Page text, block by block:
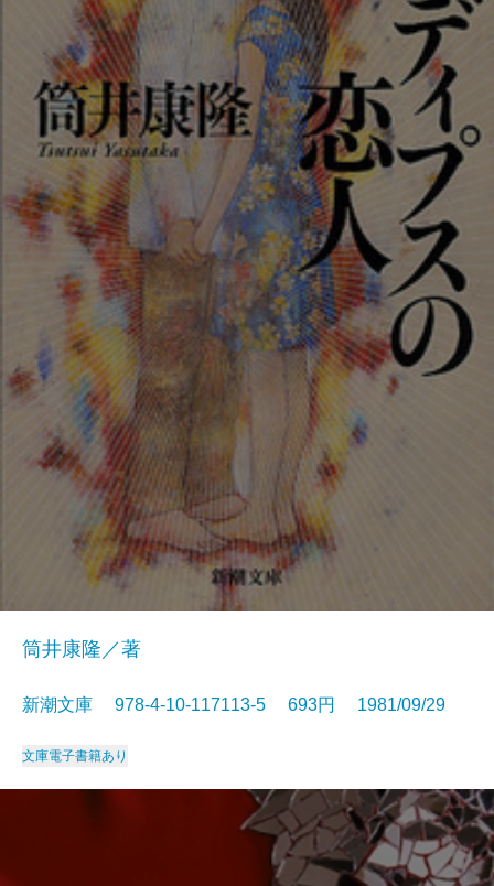
筒井康隆／著
新潮文庫 978-4-10-117113-5 693円 1981/09/29
文庫電子書籍あり